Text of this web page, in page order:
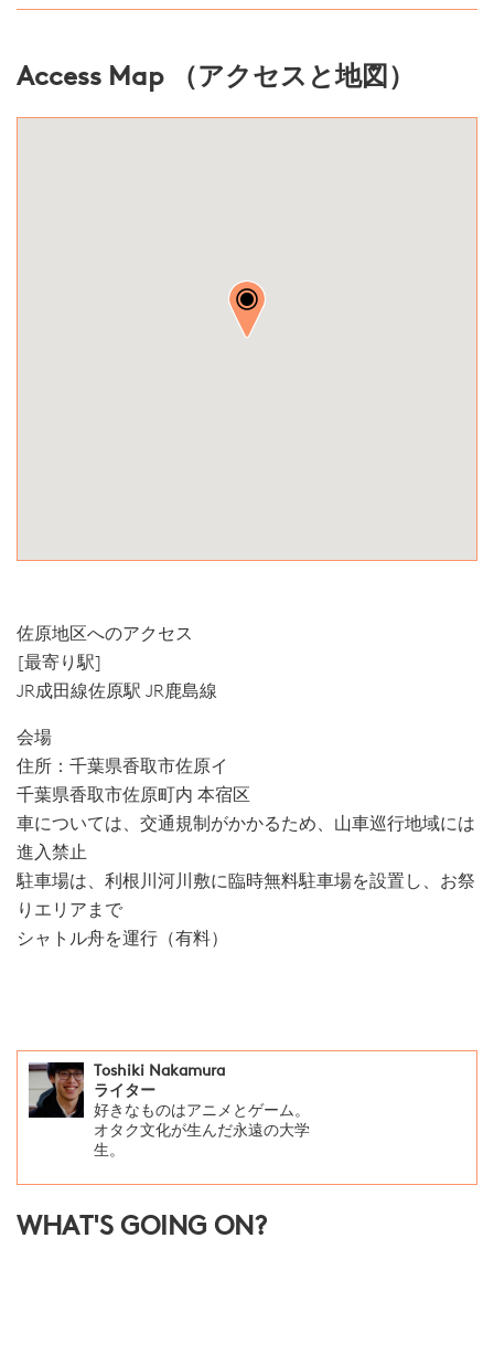
Access Map （アクセスと地図）
佐原地区へのアクセス
[最寄り駅]
JR成田線佐原駅 JR鹿島線
会場
住所：千葉県香取市佐原イ
千葉県香取市佐原町内 本宿区
車については、交通規制がかかるため、山車巡行地域には
進入禁止
駐車場は、利根川河川敷に臨時無料駐車場を設置し、お祭
りエリアまで
シャトル舟を運行（有料）
Toshiki Nakamura
ライター
好きなものはアニメとゲーム。
オタク文化が生んだ永遠の大学
生。
WHAT'S GOING ON?